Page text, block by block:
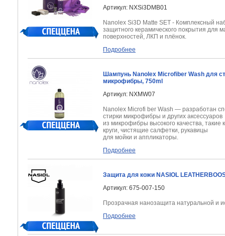
Артикул: NXSi3DMB01
Nanolex Si3D Matte SET - Комплексный
защитного керамического покрытия для
поверхностей, ЛКП и плёнок.
Подробнее
Шампунь Nanolex Microfiber Wash для
микрофибры, 750ml
Артикул: NXMW07
Nanolex Microfi ber Wash — разработан
стирки микрофибры и других аксессуаров
из микрофибры высокого качества, такие
круги, чистящие салфетки, рукавицы
для мойки и аппликаторы.
Подробнее
Защита для кожи NASIOL
Артикул: 675-007-150
Прозрачная нанозащита натуральной и
Подробнее